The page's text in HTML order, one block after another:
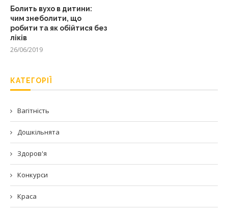
Болить вухо в дитини:
чим знеболити, що
робити та як обійтися без
ліків
26/06/2019
КАТЕГОРІЇ
Вагітність
Дошкільнята
Здоров'я
Конкурси
Краса